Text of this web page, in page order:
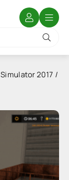
2017 /